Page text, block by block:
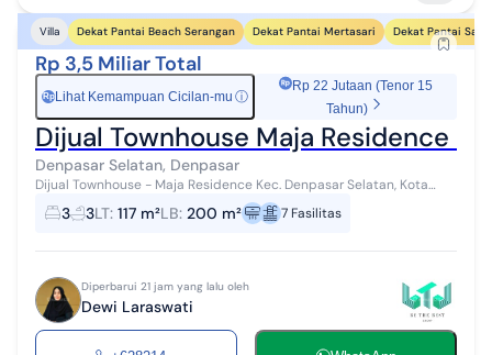
Villa Dekat Pantai Beach Serangan Dekat Pantai Mertasari Dekat Pantai
Rp 3,5 Miliar Total
Rp Lihat Kemampuan Cicilan-mu ⓘ
Rp 22 Jutaan (Tenor 15
Tahun)
Dijual Townhouse Maja Residence
Denpasar Selatan, Denpasar
Dijual Townhouse - Maja Residence Kec. Denpasar Selatan, Kota
Denpasar ±10 menit ke Pantai Sanur (±3 km) One Gate Security LT
117 m² (8 x 14,6...
3 3LT: 117 m²LB: 200 m² 7 Fasilitas
Diperbarui 21 jam yang lalu oleh
Dewi Laraswati